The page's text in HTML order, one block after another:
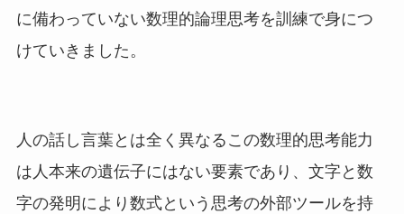
に備わっていない数理的論理思考を訓練で身につ
けていきました。
人の話し言葉とは全く異なるこの数理的思考能力
は人本来の遺伝子にはない要素であり、文字と数
字の発明により数式という思考の外部ツールを持